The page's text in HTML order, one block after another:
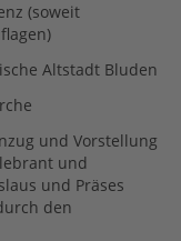
(soweit
Altstadt Bluden
und Vorstellung
und
und Präses
den